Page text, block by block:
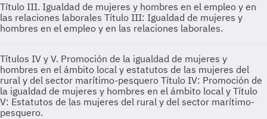
Título III. Igualdad de mujeres y hombres en el empleo y en
las relaciones laborales Título III: Igualdad de mujeres y
hombres en el empleo y en las relaciones laborales.
Títulos IV y V. Promoción de la igualdad de mujeres y
hombres en el ámbito local y estatutos de las mujeres del
rural y del sector marítimo-pesquero Título IV: Promoción de
la igualdad de mujeres y hombres en el ámbito local y Título
V: Estatutos de las mujeres del rural y del sector marítimo-
pesquero.